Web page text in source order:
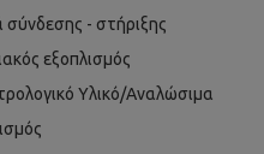
σύνδεσης - στήριξης
εξοπλισμός
Υλικό/Αναλώσιμα